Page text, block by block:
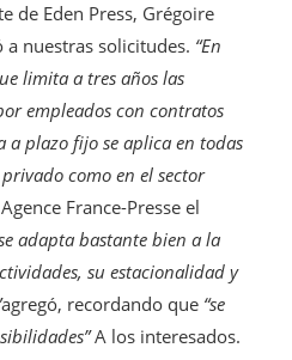
de Eden Press, Grégoire
nuestras solicitudes. “En
limita a tres años las
empleados con contratos
plazo fijo se aplica en todas
como en el sector
France-Presse el
adapta bastante bien a la
su estacionalidad y
agregó, recordando que “se
A los interesados.